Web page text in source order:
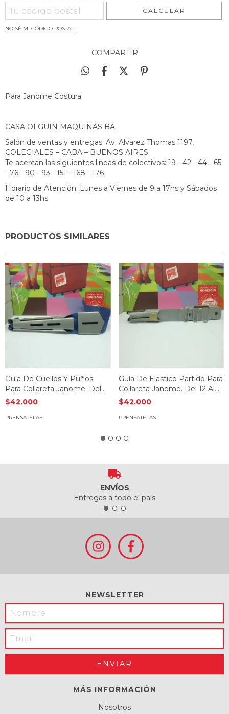
CALCULAR
NO SÉ MI CÓDIGO POSTAL
COMPARTIR
Para Janome Costura
CASA OLGUIN MAQUINAS BA
Salón de ventas y entregas: Av. Alvarez Thomas 1197,
COLEGIALES – CABA – BUENOS AIRES
Te acercan las siguientes lineas de colectivos: 19 - 42 - 44 - 65
- 76 - 90 - 93 - 151 - 168 - 176
Horario de Atención: Lunes a Viernes de 9 a 17hs y Sábados
de 10 a 13hs
PRODUCTOS SIMILARES
Guía De Cuellos Y Puños
Para Collareta Janome. Del
20 Al 60
$42.000
PRENSATELAS
Guía De Elastico Partido Para
Collareta Janome. Del 12 Al
20
$42.000
PRENSATELAS
ENVÍOS
Entregas a todo el país
NEWSLETTER
MÁS INFORMACIÓN
Nosotros